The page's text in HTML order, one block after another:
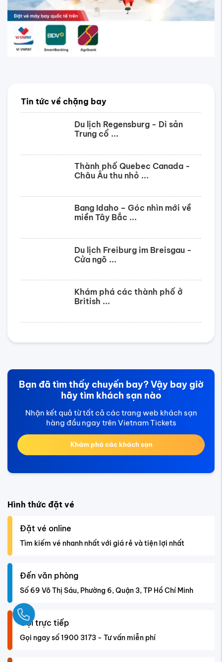
Tin tức về chặng bay
Du lịch Regensburg - Di sản
Trung cổ ...
Thành phố Quebec Canada -
Châu Âu thu nhỏ ...
Bang Idaho – Góc nhìn mới về
miền Tây Bắc ...
Du lịch Freiburg im Breisgau -
Cửa ngõ ...
Khám phá các thành phố ở
British ...
Bạn đã tìm thấy chuyến bay? Vậy bay giờ
hãy tìm khách sạn nào
Nhận kết quả từ tất cả các trang web khách sạn
hàng đầu ngay trên Vietnam Tickets
Khám phá các khách sạn
Hình thức đặt vé
Đặt vé online
Tìm kiếm vé nhanh nhất với giá rẻ và tiện lợi nhất
Đến văn phòng
Số 69 Võ Thị Sáu, Phường 6, Quận 3, TP Hồ Chí Minh
Gọi trực tiếp
Gọi ngay số 1900 3173 - Tư vấn miễn phí